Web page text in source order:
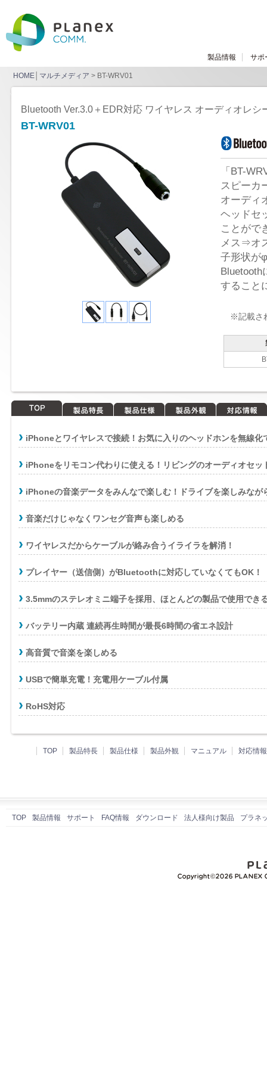
製品情報 サポ
HOME マルチメディア > BT-WRV01
Bluetooth Ver.3.0＋EDR対応 ワイヤレス オーディオレシ
BT-WRV01
「BT-
スピーカ
オーディ
ヘッドセ
ことがで
メス⇒オ
子形状が
Bluetooth
すること
※記載さ
iPhoneとワイヤレスで接続！お気に入りのヘッドホンを無線化
iPhoneをリモコン代わりに使える！リビングのオーディオセッ
iPhoneの音楽データをみんなで楽しむ！ドライブを楽しみなが
音楽だけじゃなくワンセグ音声も楽しめる
ワイヤレスだからケーブルが絡み合うイライラを解消！
プレイヤー（送信側）がBluetoothに対応していなくてもOK！
3.5mmのステレオミニ端子を採用、ほとんどの製品で使用でき
バッテリー内蔵 連続再生時間が最長6時間の省エネ設計
高音質で音楽を楽しめる
USBで簡単充電！充電用ケーブル付属
RoHS対応
TOP 製品特長 製品仕様 製品外観 マニュアル 対応情報
TOP 製品情報 サポート FAQ情報 ダウンロード 法人様向け製品 プラネ